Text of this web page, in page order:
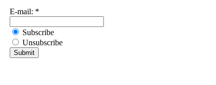
E-mail: *
Subscribe
Unsubscribe